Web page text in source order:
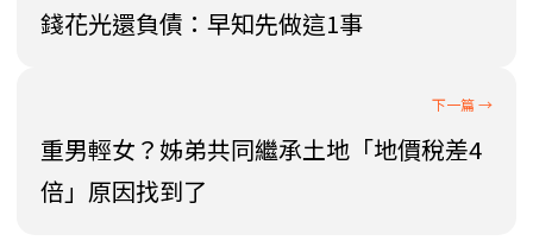
錢花光還負債：早知先做這1事
重男輕女？姊弟共同繼承土地「地價稅差4
倍」原因找到了